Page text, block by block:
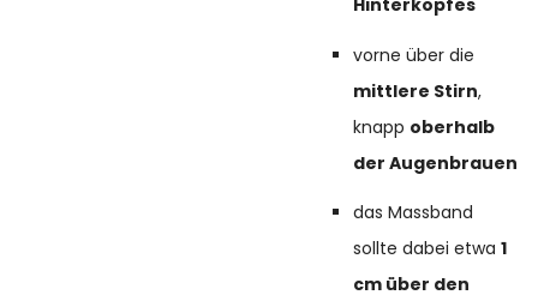
Hinterkopfes
vorne über die
mittlere Stirn,
knapp oberhalb
der Augenbrauen
das Massband
sollte dabei etwa1
cm über den